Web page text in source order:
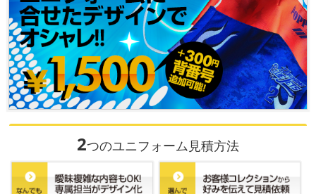
2つのユニフォーム見積方法